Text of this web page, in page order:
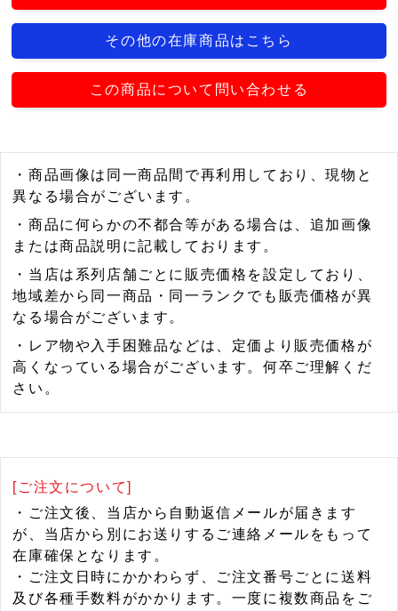
その他の在庫商品はこちら
この商品について問い合わせる
・商品画像は同一商品間で再利用しており、現物と
異なる場合がございます。
・商品に何らかの不都合等がある場合は、追加画像
または商品説明に記載しております。
・当店は系列店舗ごとに販売価格を設定しており、
地域差から同一商品・同一ランクでも販売価格が異
なる場合がございます。
・レア物や入手困難品などは、定価より販売価格が
高くなっている場合がございます。何卒ご理解くだ
さい。
[ご注文について]
・ご注文後、当店から自動返信メールが届きます
が、当店から別にお送りするご連絡メールをもって
在庫確保となります。
・ご注文日時にかかわらず、ご注文番号ごとに送料
及び各種手数料がかかります。一度に複数商品をご